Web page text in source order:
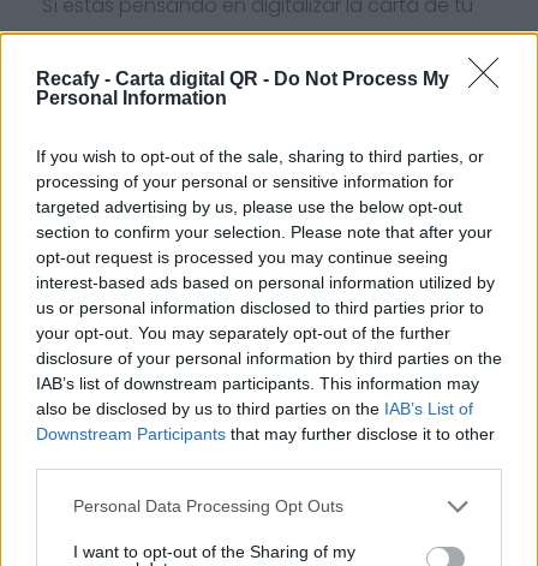
Recafy - Carta digital QR - Do Not Process My
Personal Information
If you wish to opt-out of the sale, sharing to third parties, or
processing of your personal or sensitive information for
targeted advertising by us, please use the below opt-out
section to confirm your selection. Please note that after your
opt-out request is processed you may continue seeing
interest-based ads based on personal information utilized by
us or personal information disclosed to third parties prior to
your opt-out. You may separately opt-out of the further
disclosure of your personal information by third parties on the
IAB’s list of downstream participants. This information may
also be disclosed by us to third parties on the IAB’s List of
Downstream Participants that may further disclose it to other
Please note that this website/app uses one or more Google
not limited to your visit or usage behaviour. You may click to
Personal Data Processing Opt Outs
I want to opt-out of the Sharing of my
restaurante y quieres un sistema dinámico, más
allá de un simple pdf, estás en el sitio correcto.
Ofrecemos la solución de digitalización que
Por eso hemos diseñado un sistema capaz de
ayudar a tu negocio a adaptarse a las
circunstancias actuales que nuestro país está
viviendo. Contamos con una carta de servicios
que pueden ayudarte a aminorar las cargas de
trabajo en tu negocio o empresa para que
puedas ofrecer a tus clientes la seguridad y el
apoyo que merecen. Llega la transformación